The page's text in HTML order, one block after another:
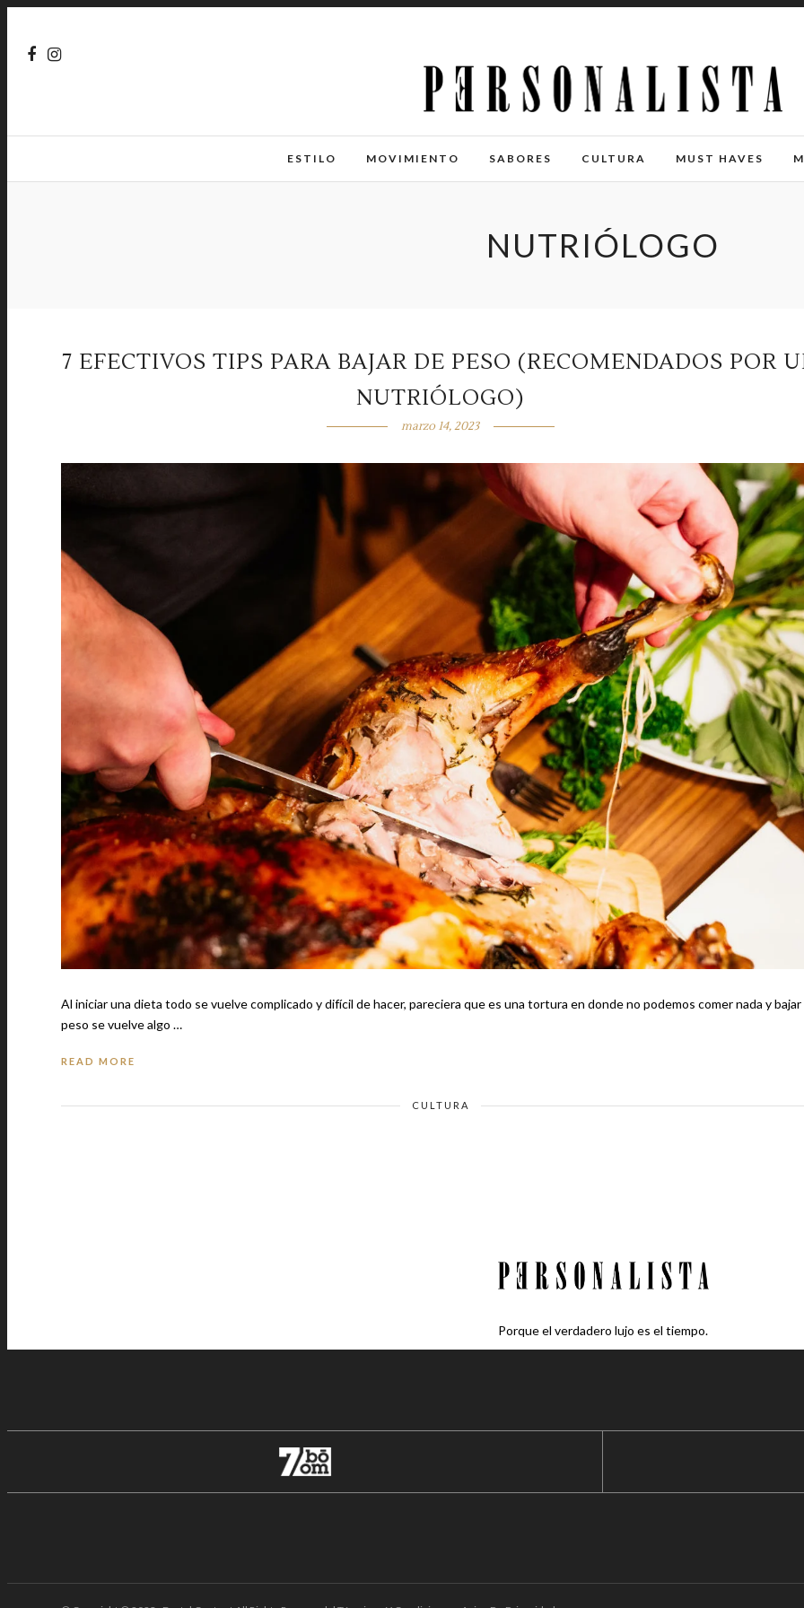
ESTILO MOVIMIENTO SABORES CULTURA MUST HAVES
NUTRIÓLOGO
7 EFECTIVOS TIPS PARA BAJAR DE PESO (RECOMENDADOS POR
NUTRIÓLOGO)
marzo 14, 2023
Al iniciar una dieta todo se vuelve complicado y difícil de hacer, pareciera que es una tortura en donde no podemos comer nada y bajar
peso se vuelve algo …
READ MORE
CULTURA
Porque el verdadero lujo es el tiempo.